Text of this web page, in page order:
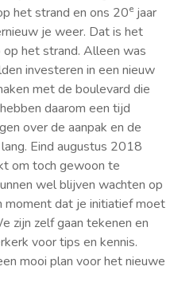
het strand en ons 20ejaar
je weer. Dat is het
het strand. Alleen was
investeren in een nieuw
met de boulevard die
daarom een tijd
over de aanpak en de
Eind augustus 2018
om toch gewoon te
wel blijven wachten op
moment dat je initiatief moet
zijn zelf gaan tekenen en
voor tips en kennis.
mooi plan voor het nieuwe